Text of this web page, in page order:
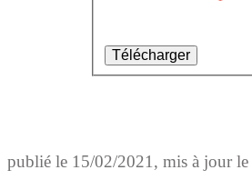
Télécharger
publié le 15/02/2021, mis à jour le